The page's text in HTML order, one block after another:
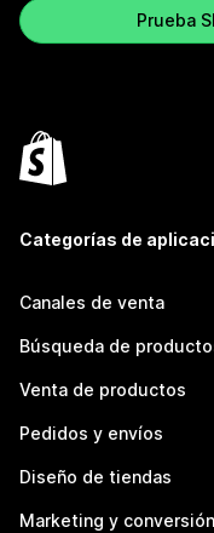
Prueba
Categorías de
Canales de venta
Búsqueda de
Venta de productos
Pedidos y envíos
Diseño de tiendas
Marketing y conversión